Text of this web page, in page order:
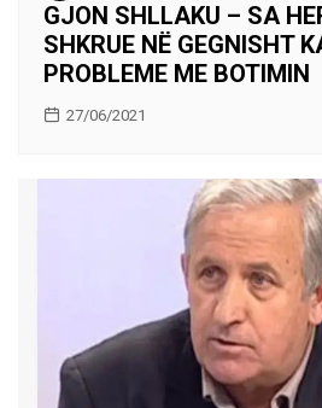
GJON SHLLAKU – SA
SHKRUE NË GEGNISHT
PROBLEME ME BOTIMIN
27/06/2021